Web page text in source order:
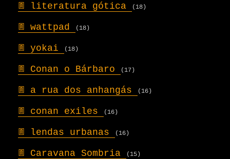
𖣍 literatura gótica (18)
𖣍 wattpad (18)
𖣍 yokai (18)
𖣍 Conan o Bárbaro (17)
𖣍 a rua dos anhangás (16)
𖣍 conan exiles (16)
𖣍 lendas urbanas (16)
𖣍 Caravana Sombria (15)